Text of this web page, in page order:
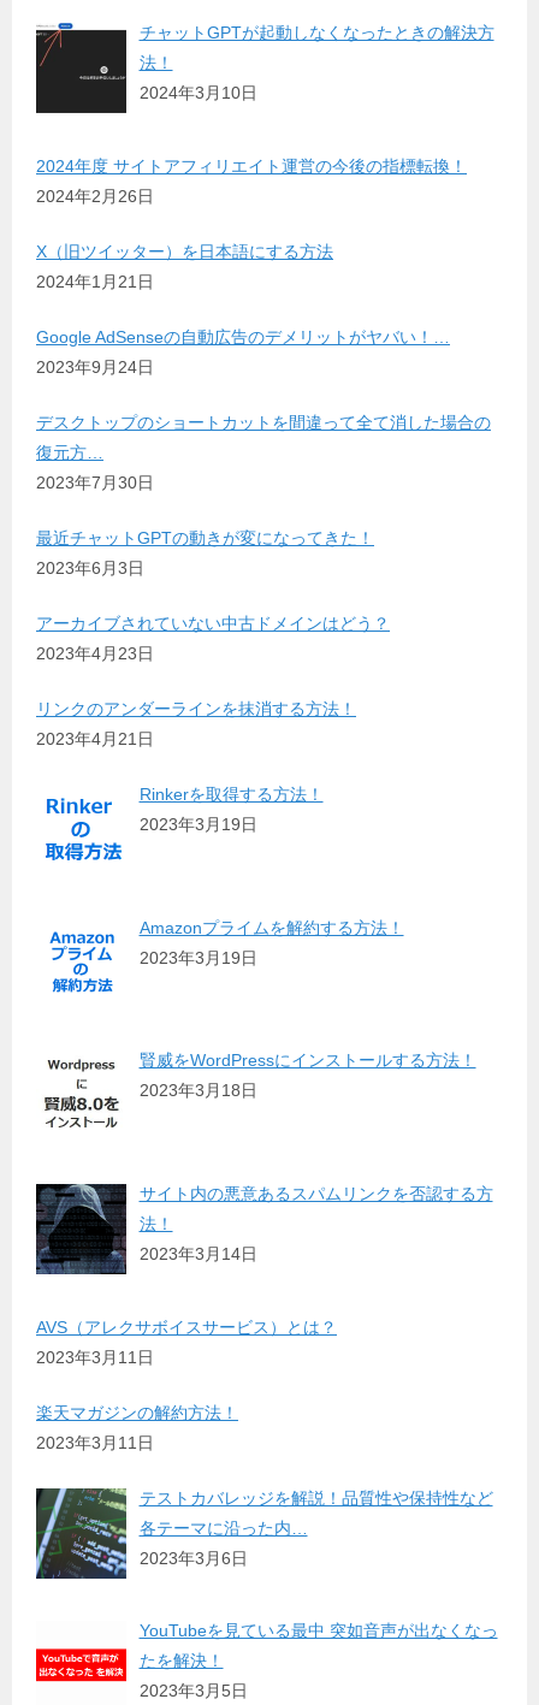
チャットGPTが起動しなくなったときの解決方
法！
2024年3月10日
2024年度 サイトアフィリエイト運営の今後の指標転換！
2024年2月26日
X（旧ツイッター）を日本語にする方法
2024年1月21日
Google AdSenseの自動広告のデメリットがヤバい！…
2023年9月24日
デスクトップのショートカットを間違って全て消した場合の
復元方…
2023年7月30日
最近チャットGPTの動きが変になってきた！
2023年6月3日
アーカイブされていない中古ドメインはどう？
2023年4月23日
リンクのアンダーラインを抹消する方法！
2023年4月21日
Rinkerを取得する方法！
2023年3月19日
Amazonプライムを解約する方法！
2023年3月19日
賢威をWordPressにインストールする方法！
2023年3月18日
サイト内の悪意あるスパムリンクを否認する方
法！
2023年3月14日
AVS（アレクサボイスサービス）とは？
2023年3月11日
楽天マガジンの解約方法！
2023年3月11日
テストカバレッジを解説！品質性や保持性など
各テーマに沿った内…
2023年3月6日
YouTubeを見ている最中 突如音声が出なくなっ
たを解決！
2023年3月5日